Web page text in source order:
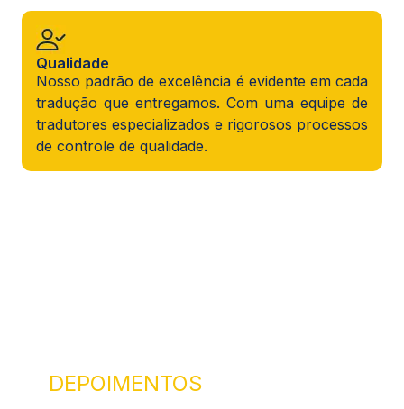
Qualidade
Nosso padrão de excelência é evidente em cada
tradução que entregamos. Com uma equipe de
tradutores especializados e rigorosos processos
de controle de qualidade.
DEPOIMENTOS